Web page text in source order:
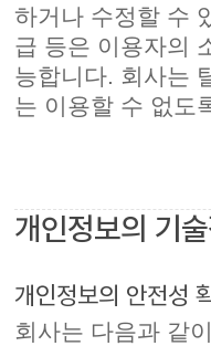
하거나 수정할 수
급 등은 이용자의
능합니다. 회사는
는 이용할 수 없도
개인정보의 기
개인정보의 안전성
회사는 다음과 같